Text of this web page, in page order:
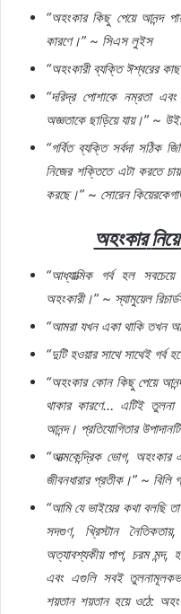
“অহংকার কিছু পেয়ে আনন্দ
কারণে।” ~ সিএস লুইস
“অহংকারী ব্যক্তি ঈশ্বরের কাছ
“দরিদ্র পোশাকে নম্রতা এবং
অজ্ঞতাকে ছাড়িয়ে যায়।” ~
“গর্বিত ব্যক্তি সর্বদা সঠিক
নিজের শক্তিতে এটা করতে চায়
করছে।” ~ সোরেন
অহংকারনিয়ে
“আধ্যাত্মিক গর্ব হল সবচেয়ে
অহংকারী।” ~ স্যামুয়েল
“আমরা যখন একা থাকি তখন
“দুটি হওয়ার সাথে সাথেই গর্ব
“অহংকার কোন কিছু পেয়ে
থাকার কারণে… এটিই তুলনা
আনন্দ। প্রতিযোগিতার উপাদানটি
“আত্মকেন্দ্রিক ভোগ, অহংকার
জীবনধারার প্রতীক।” ~ বিলি
“আমি যে ভাইয়ের কথা বলছি তা
সদগুণ, খ্রিস্টান নৈতিকতায়,
অত্যাবশ্যকীয় পাপ, চরম মন্দ,
এবং এগুলি সবই
শয়তান শয়তান হয়ে ওঠে: